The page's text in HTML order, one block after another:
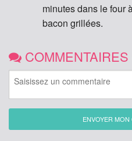
minutes dans le four
bacon grillées.
COMMENTAIRES
ENVOYER